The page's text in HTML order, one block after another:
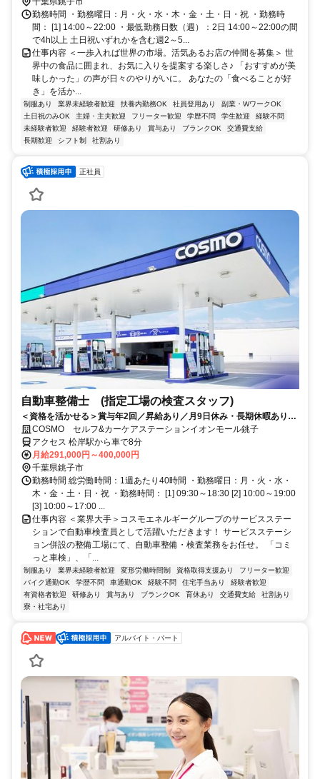
勤務時間 ・勤務曜日：月・火・水・木・金・土・日・祝 ・勤務時
間： [1] 14:00～22:00 ・最低勤務日数（週）：2日 14:00～22:00の間
で4h以上 土日祝いずれかを含む週2～5...
仕事内容 ＜一歩入れば世界の市場。活気あるお店の仲間を募集＞ 世
界中の食品に囲まれ、お気に入りを提案する楽しさ♪ 「おすすめが美
味しかった」の声が日々のやりがいに。 あなたの「食べることが好
き」を活か...
制服あり 業界未経験者歓迎 扶養内勤務OK 社員登用あり
副業・WワークOK
土日祝のみOK
主婦・主夫歓迎 フリーター歓迎 学歴不問 学生歓迎
経験不問
未経験者歓迎
経験者歓迎 研修あり 賞与あり ブランクOK
交通費支給
長期歓迎
シフト制 社割あり
正社員
自動車整備士 (指定工場の検査スタッフ)
＜資格を活かせる＞賞与年2回／昇給あり／月9日休み・長期休暇あり／
残業20時間以内／福利厚生や制度も充実◎／資格取得支援制度あり
COSMO セルフ&カーケアステーションイオンモール銚子
アクセス 松岸駅から車で8分
月給291,000円～400,000円
千葉県銚子市
勤務時間 総労働時間：1週あたり40時間 ・勤務曜日：月・火・水・
木・金・土・日・祝 ・勤務時間： [1] 09:30～18:30 [2] 10:00～19:00
[3] 10:00～17:00 ...
仕事内容 ＜業界大手＞コスモエネルギーグループのサービスステー
ションで自動車検査員として活躍いただきます！ サービスステーシ
ョン併設の整備工場にて、自動車整備・検査業務をお任せ。 「コミ
っと車検」、「...
制服あり 業界未経験者歓迎 変形労働時間制 資格取得支援あり
フリーター歓迎
バイク通勤OK
学歴不問 車通勤OK 経験不問 住宅手当あり
経験者歓迎
有資格者歓迎
研修あり 賞与あり ブランクOK 育休あり 交通費支給
社割あり
寮・社宅あり
アルバイト・パート